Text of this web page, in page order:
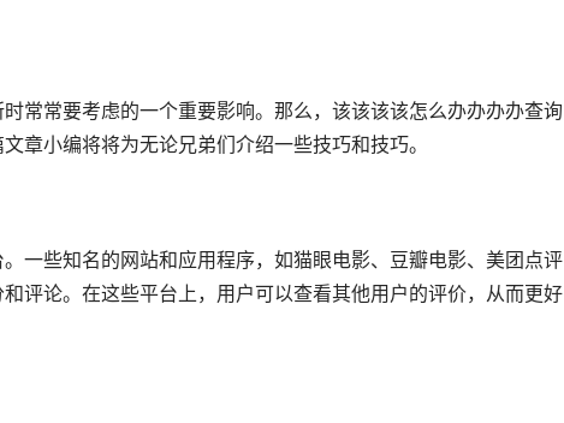
常常要考虑的一个重要影响。那么，该该该该怎么办办办办查询
章小编将将为无论兄弟们介绍一些技巧和技巧。
一些知名的网站和应用程序，如猫眼电影、豆瓣电影、美团点评
评论。在这些平台上，用户可以查看其他用户的评价，从而更好